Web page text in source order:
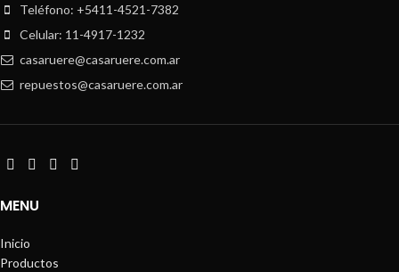
Teléfono: +5411-4521-7382
Celular: 11-4917-1232
casaruere@casaruere.com.ar
repuestos@casaruere.com.ar
MENU
Inicio
Productos